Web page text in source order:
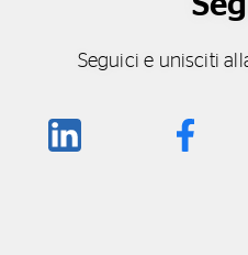
Seguici e unisciti